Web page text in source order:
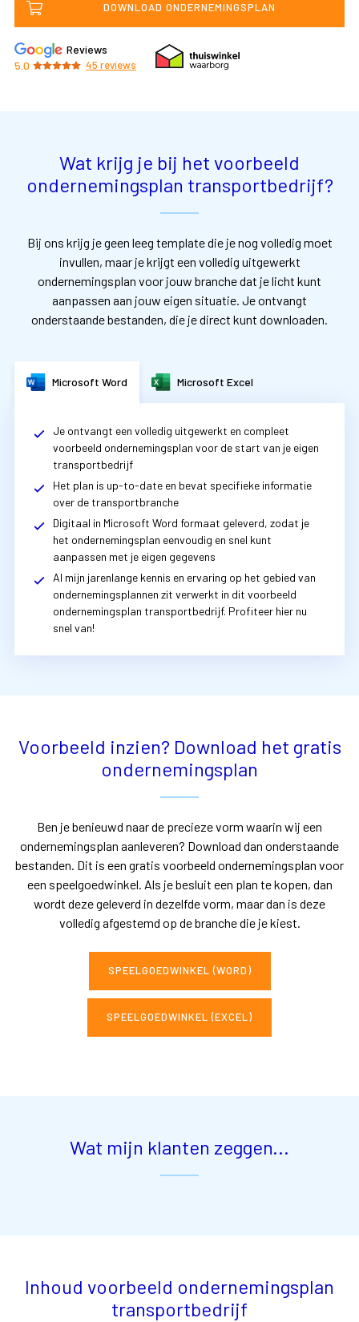
DOWNLOAD ONDERNEMINGSPLAN
Reviews
5.0
45 reviews
Wat krijg je bij het voorbeeld
ondernemingsplan transportbedrijf?
Bij ons krijg je geen leeg template die je nog volledig moet
invullen, maar je krijgt een volledig uitgewerkt
ondernemingsplan voor jouw branche dat je licht kunt
aanpassen aan jouw eigen situatie. Je ontvangt
onderstaande bestanden, die je direct kunt downloaden.
Microsoft Word Microsoft Excel
Je ontvangt een volledig uitgewerkt en compleet
voorbeeld ondernemingsplan voor de start van je eigen
transportbedrijf
Het plan is up-to-date en bevat specifieke informatie
over de transportbranche
Digitaal in Microsoft Word formaat geleverd, zodat je
het ondernemingsplan eenvoudig en snel kunt
aanpassen met je eigen gegevens
Al mijn jarenlange kennis en ervaring op het gebied van
ondernemingsplannen zit verwerkt in dit voorbeeld
ondernemingsplan transportbedrijf. Profiteer hier nu
snel van!
Voorbeeld inzien? Download het gratis
ondernemingsplan
Ben je benieuwd naar de precieze vorm waarin wij een
ondernemingsplan aanleveren? Download dan onderstaande
bestanden. Dit is een gratis voorbeeld ondernemingsplan voor
een speelgoedwinkel. Als je besluit een plan te kopen, dan
wordt deze geleverd in dezelfde vorm, maar dan is deze
volledig afgestemd op de branche die je kiest.
SPEELGOEDWINKEL (WORD)
SPEELGOEDWINKEL (EXCEL)
Wat mijn klanten zeggen...
Inhoud voorbeeld ondernemingsplan
transportbedrijf